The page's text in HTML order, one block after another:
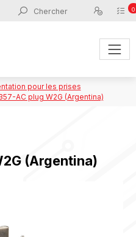
0
pour les prises
AC plug W2G (Argentina)
(Argentina)